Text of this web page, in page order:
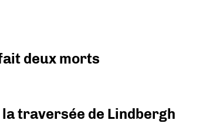
deux morts
traversée de Lindbergh